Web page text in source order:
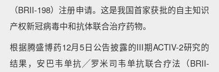
（BRII-198）注册申请。这是我国首家获批的自主知识
产权新冠病毒中和抗体联合治疗药物。
根据腾盛博药12月5日公告披露的III期ACTIV-2研究的
结果，安巴韦单抗╱罗米司韦单抗联合疗法（BRII-